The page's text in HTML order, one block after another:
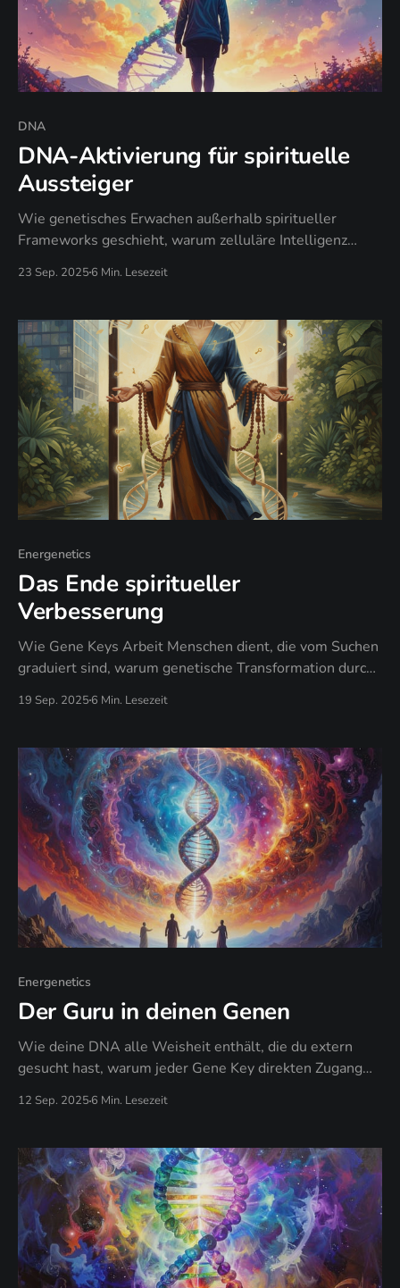
DNA
DNA-Aktivierung für spirituelle
Aussteiger
Wie genetisches Erwachen außerhalb spiritueller
Frameworks geschieht, warum zelluläre Intelligenz
zur ultimativen spirituellen Rebellion wird.
23 Sep. 2025 6 Min. Lesezeit
Energenetics
Das Ende spiritueller
Verbesserung
Wie Gene Keys Arbeit Menschen dient, die vom Suchen
graduiert sind, warum genetische Transformation durch
wann authentische Frequenz "High Vibe" Performance
19 Sep. 2025 6 Min. Lesezeit
Energenetics
Der Guru in deinen Genen
Wie deine DNA alle Weisheit enthält, die du extern
gesucht hast, warum jeder Gene Key direkten Zugang
Blaupause zuverlässiger wird als jeder Lehrer.
12 Sep. 2025 6 Min. Lesezeit